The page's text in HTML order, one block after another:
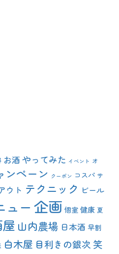
お酒 やってみた イベント オ
ンペーン クーポン コスパ サ
ウト テクニック ビール
ュー 企画 個室 健康 夏
山内農場 日本酒 早割
白木屋 目利きの銀次 笑